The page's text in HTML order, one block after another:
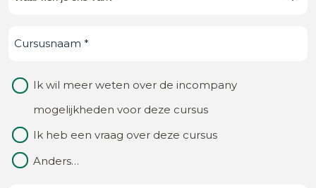
je
van?
(Vereist)
Cursusnaam (Vereist)
Waarom
contact
Ik wil meer weten over de incompany
mogelijkheden voor deze cursus
Ik heb een vraag over deze cursus
Anders…